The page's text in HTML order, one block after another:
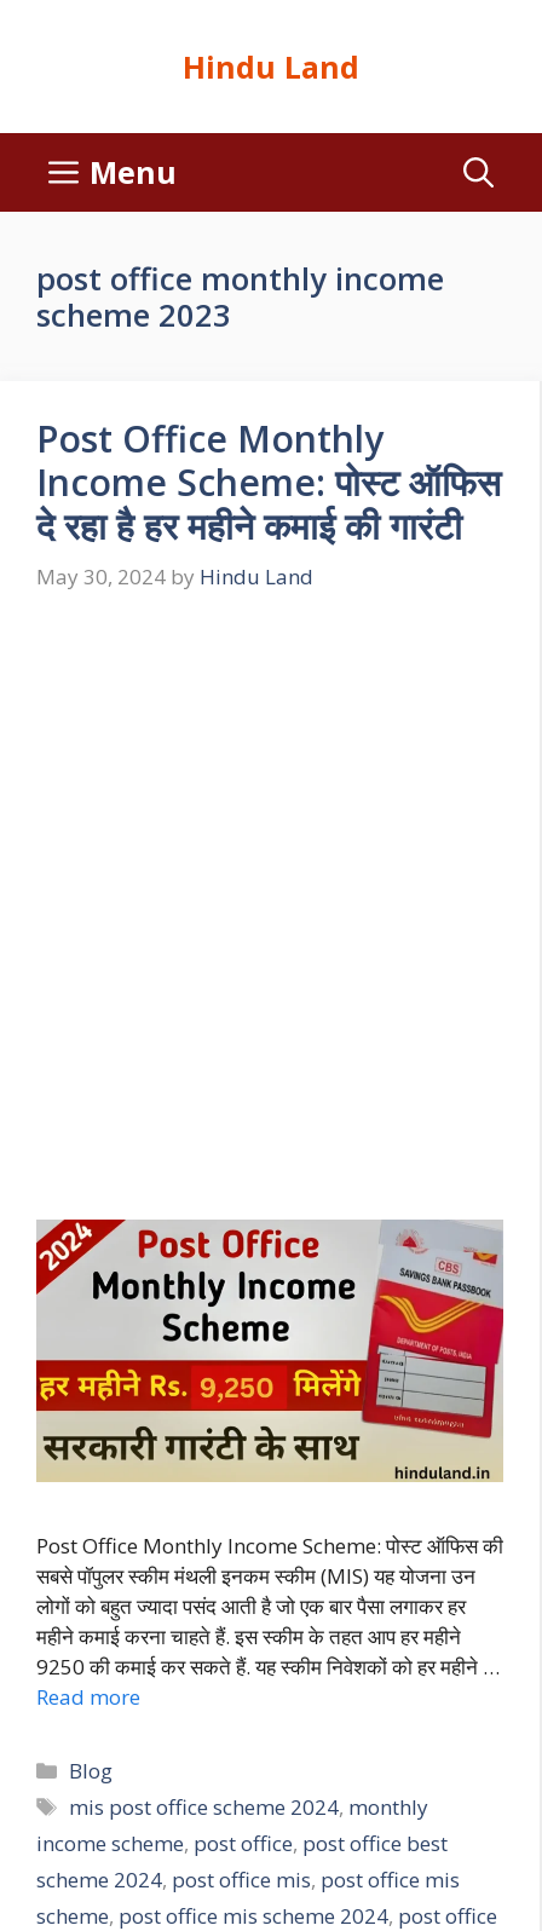
Hindu Land
Menu
post office monthly income
scheme 2023
Post Office Monthly
Income Scheme: पोस्ट ऑफिस
दे रहा है हर महीने कमाई की गारंटी
May 30, 2024 by Hindu Land
Post Office Monthly Income Scheme: पोस्ट ऑफिस की
सबसे पॉपुलर स्कीम मंथली इनकम स्कीम (MIS) यह योजना उन
लोगों को बहुत ज्यादा पसंद आती है जो एक बार पैसा लगाकर हर
महीने कमाई करना चाहते हैं. इस स्कीम के तहत आप हर महीने
9250 की कमाई कर सकते हैं. यह स्कीम निवेशकों को हर महीने …
Read more
Blog
mis post office scheme 2024, monthly
income scheme, post office, post office best
scheme 2024, post office mis, post office mis
scheme, post office mis scheme 2024, post office